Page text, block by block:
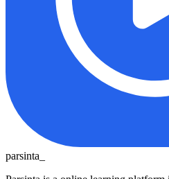
parsinta_